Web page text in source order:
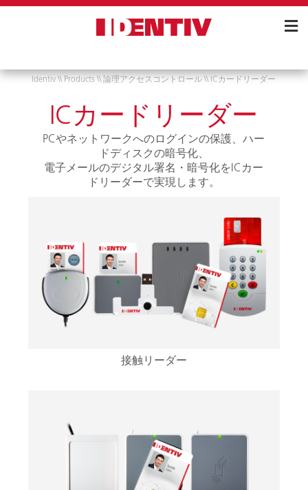
Identiv \\ Products \\論理アクセスコントロール \\ ICカードリーダー
ICカードリーダー
PCやネットワークへのログインの保護、ハー
ドディスクの暗号化、
電子メールのデジタル署名・暗号化をICカー
ドリーダーで実現します。
接触リーダー